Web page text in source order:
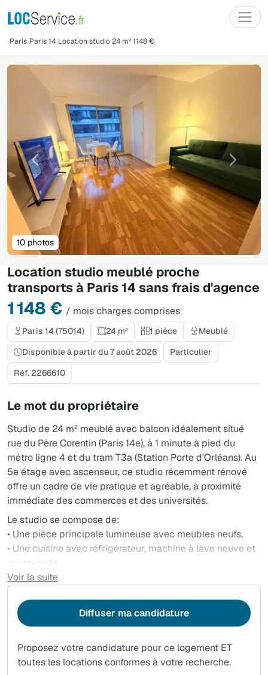
Paris Paris 14 Location studio 24 m² 1148 €
Location studio meublé proche
transports à Paris 14 sans frais d'agence
1 148 € / mois charges comprises
Précédente
10 photos
Paris 14 (75014) 24 m² 1 pièce
Meublé
Disponible à partir du 7 août 2026
Particulier
Réf. 2266610
Le mot du propriétaire
Studio de 24 m² meublé avec balcon idéalement situé
rue du Père Corentin (Paris 14e), à 1 minute à pied du
métro ligne 4 et du tram T3a (Station Porte d'Orléans). Au
5e étage avec ascenseur, ce studio récemment rénové
offre un cadre de vie pratique et agréable, à proximité
immédiate des commerces et des universités.
Le studio se compose de:
• Une pièce principale lumineuse avec meubles neufs,
• Une cuisine avec réfrigérateur, machine à lave neuve et
micro-onde,
• Une salle de bain avec W.C.,
• Un balcon pour profiter des repas en plein air et des
soirées d'été.
Les atouts:
l'immeuble : Bus, Métro, Tram),
• Rénové récemment,
Voir la suite
Proposez votre candidature pour ce logement ET
toutes les locations conformes à votre recherche.
Diffuser ma candidature